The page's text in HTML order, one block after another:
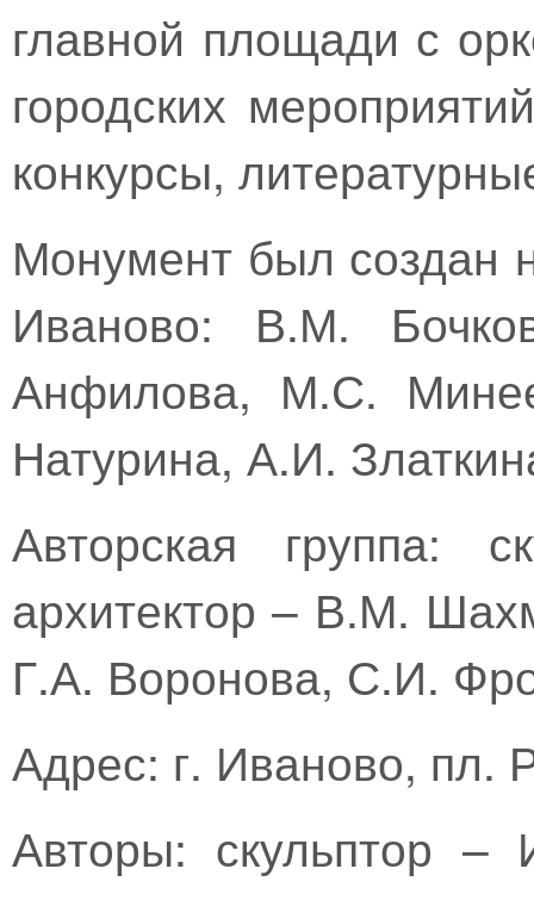
главной площади с
городских
конкурсы,
Монумент был создан
Иваново: В.М.
Анфилова, М.С.
Натурина, А.И.
Авторская группа:
архитектор – В.М.
Г.А. Воронова, С.И.
Адрес: г. Иваново, пл.
Авторы: скульптор –